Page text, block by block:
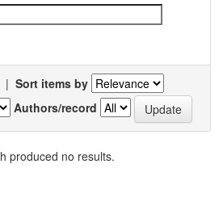
| Sort items by
Authors/record
produced no results.